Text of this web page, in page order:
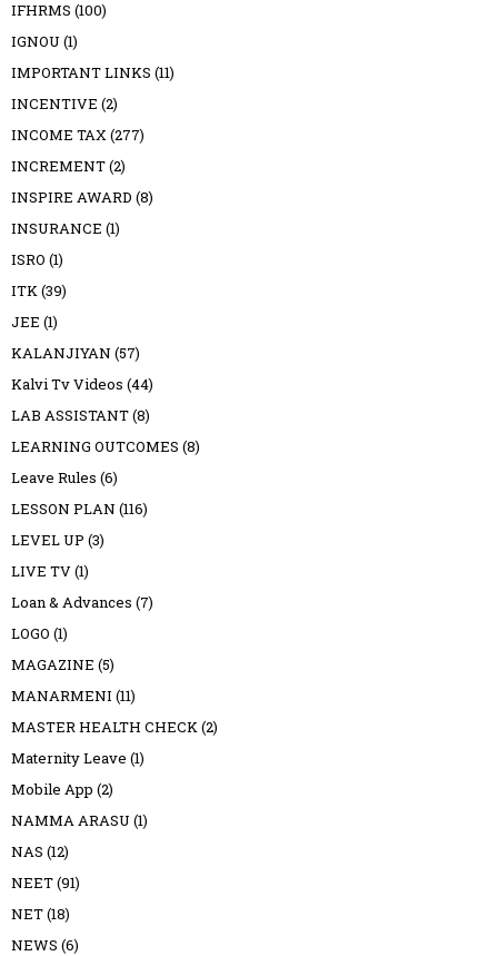
IFHRMS (100)
IGNOU (1)
IMPORTANT LINKS (11)
INCENTIVE (2)
INCOME TAX(277)
INCREMENT(2)
INSPIRE AWARD (8)
INSURANCE (1)
ISRO (1)
ITK(39)
JEE (1)
KALANJIYAN (57)
Kalvi Tv Videos (44)
LAB ASSISTANT(8)
LEARNING OUTCOMES (8)
Leave Rules (6)
LESSON PLAN (116)
LEVEL UP (3)
LIVE TV(1)
Loan & Advances (7)
LOGO (1)
MAGAZINE (5)
MANARMENI (11)
MASTER HEALTH CHECK(2)
Maternity Leave (1)
Mobile App (2)
NAMMA ARASU (1)
NAS (12)
NEET(91)
NET(18)
NEWS (6)